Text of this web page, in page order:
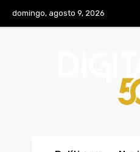
domingo, agosto 9, 2026